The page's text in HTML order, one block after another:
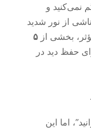
نمی‌کنید و
از نور شدید
بخشی از ۵
حفظ دید در
اما این